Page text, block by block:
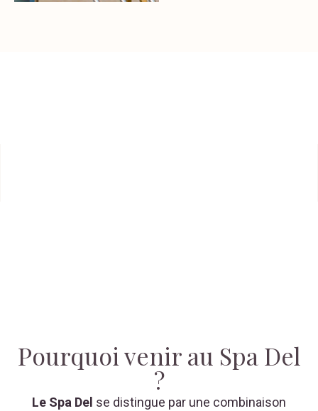
Pourquoi venir au Spa Del
?
Le Spa Del se distingue par une combinaison